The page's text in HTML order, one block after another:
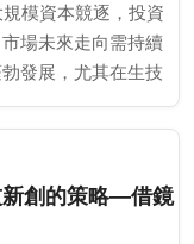
模資本競逐，投資
場未來走向需持續
發展，尤其在生技
新創的策略―借鏡